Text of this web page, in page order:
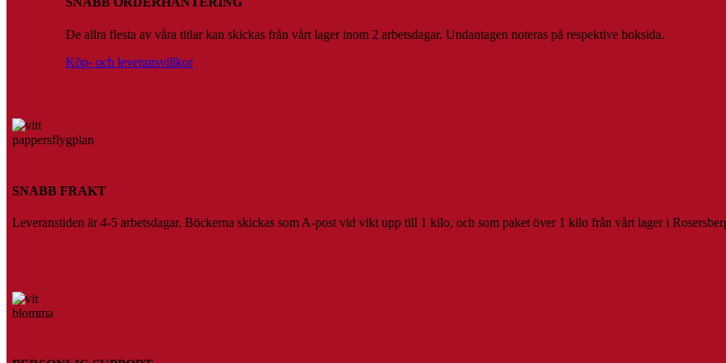
De allra flesta av våra titlar kan skickas från vårt lager inom 2 arbetsdagar. Undantagen noteras på respektive boksida.
Köp- och leveransvillkor
SNABB FRAKT
Leveranstiden är 4-5 arbetsdagar. Böckerna skickas som A-post vid vikt upp till 1 kilo, och som paket över 1 kilo från vårt lager i